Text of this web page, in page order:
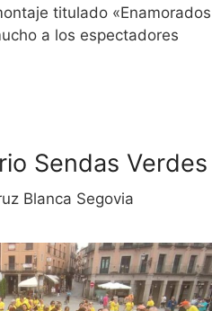
titulado «Enamorados
a los espectadores
Sendas Verdes
Blanca Segovia